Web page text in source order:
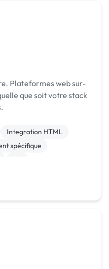
Plateformes web sur-
que soit votre stack
Integration HTML
spécifique